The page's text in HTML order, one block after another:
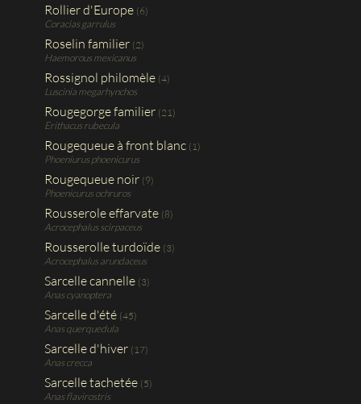
Rollier d'Europe (6)
Coracias garrulus
Roselin familier (2)
Haemorous mexicanus
Rossignol philomèle (4)
Luscinia megarhynchos
Rougegorge familier (21)
Erithacus rubecula
Rougequeue à front blanc (1)
Phoeniurus phoenicurus
Rougequeue noir (9)
Phoenicurus ochruros
Rousserole effarvate (8)
Acrocephalus scirpaceus
Rousserolle turdoïde (3)
Acrocephalus arundaceus
Sarcelle cannelle (3)
Anas cyanoptera
Sarcelle d'été (45)
Anas querquedula
Sarcelle d'hiver (17)
Anas crecca
Sarcelle tachetée (5)
Anas flavirostris